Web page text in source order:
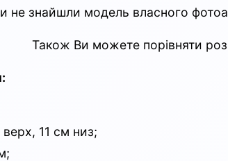
не знайшли модель власного
Також Ви можете порівняти
11 см низ;